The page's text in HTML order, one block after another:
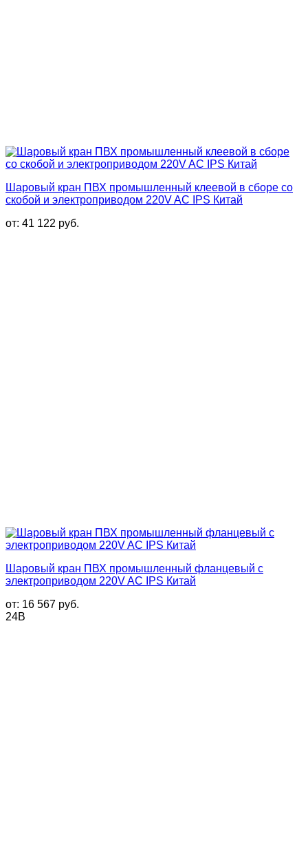
Шаровый кран ПВХ промышленный клеевой в сборе со
скобой и электроприводом 220V AC IPS Китай
от: 41 122 руб.
Шаровый кран ПВХ промышленный фланцевый с
электроприводом 220V AC IPS Китай
от: 16 567 руб.
24В